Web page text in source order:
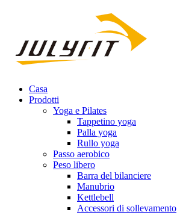
Casa
Prodotti
Yoga e Pilates
Tappetino yoga
Palla yoga
Rullo yoga
Passo aerobico
Peso libero
Barra del bilanciere
Manubrio
Kettlebell
Accessori di sollevamento